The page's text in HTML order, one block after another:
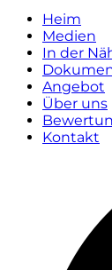
Heim
Medien
In der
Angebot
Über uns
Kontakt